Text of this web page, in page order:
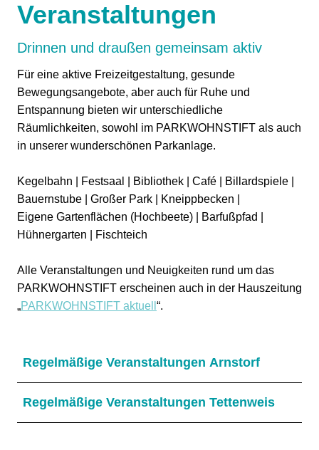
Veranstaltungen
Drinnen und draußen gemeinsam aktiv
Für eine aktive Freizeitgestaltung, gesunde
Bewegungsangebote, aber auch für Ruhe und
Entspannung bieten wir unterschiedliche
Räumlichkeiten, sowohl im PARKWOHNSTIFT als auch
in unserer wunderschönen Parkanlage.
Kegelbahn | Festsaal | Bibliothek | Café | Billardspiele |
Bauernstube | Großer Park | Kneippbecken |
Eigene Gartenflächen (Hochbeete) | Barfußpfad |
Hühnergarten | Fischteich
Alle Veranstaltungen und Neuigkeiten rund um das
PARKWOHNSTIFT erscheinen auch in der Hauszeitung
„PARKWOHNSTIFT aktuell “.
Regelmäßige Veranstaltungen Arnstorf
Regelmäßige Veranstaltungen Tettenweis